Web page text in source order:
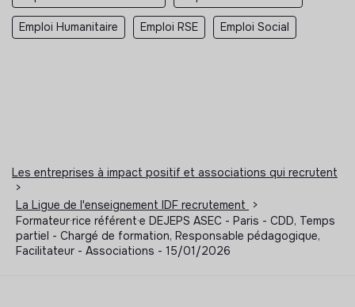
Emploi Humanitaire Emploi RSE Emploi Social
Les entreprises à impact positif et associations qui recrutent
>
La Ligue de l'enseignement IDF recrutement
>
Formateur·rice référent·e DEJEPS ASEC - Paris - CDD, Temps
partiel - Chargé de formation, Responsable pédagogique,
Facilitateur - Associations - 15/01/2026